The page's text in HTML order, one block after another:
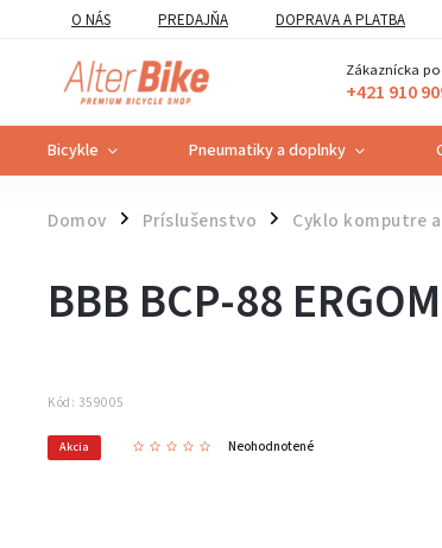
O NÁS PREDAJŇA DOPRAVA A PLATBA
Zákaznícka
+421 910
Bicykle Pneumatiky a doplnky
Domov / Príslušenstvo / Cyklo komputre
BBB BCP-88
Kód: 359005
Akcia Neohodnotené